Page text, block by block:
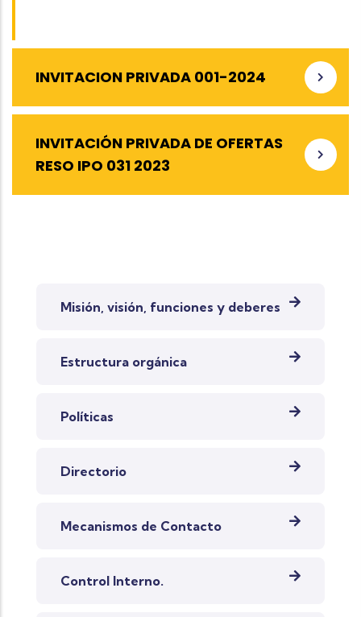
INVITACION PRIVADA 001-2024
INVITACIÓN PRIVADA DE OFERTAS
RESO IPO 031 2023
Misión, visión, funciones y deberes
Estructura orgánica
Políticas
Directorio
Mecanismos de Contacto
Control Interno.